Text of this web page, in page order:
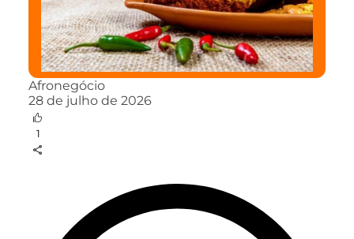
Afronegócio
28 de julho de 2026
1